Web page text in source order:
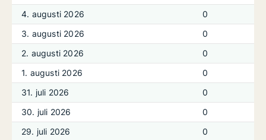
4. augusti 2026
0
3. augusti 2026
0
2. augusti 2026
0
1. augusti 2026
0
31. juli 2026
0
30. juli 2026
0
29. juli 2026
0